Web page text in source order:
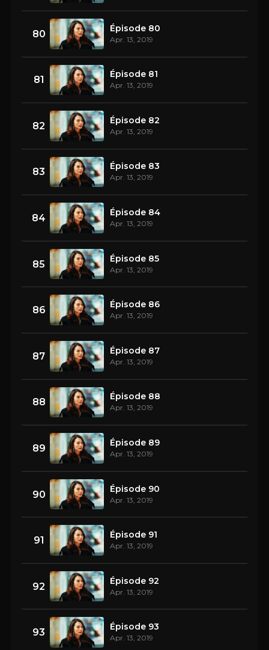
80 Épisode 80
Apr. 13, 2019
81 Épisode 81
Apr. 13, 2019
82 Épisode 82
Apr. 13, 2019
83 Épisode 83
Apr. 13, 2019
84 Épisode 84
Apr. 13, 2019
85 Épisode 85
Apr. 13, 2019
86 Épisode 86
Apr. 13, 2019
87 Épisode 87
Apr. 13, 2019
88 Épisode 88
Apr. 13, 2019
89 Épisode 89
Apr. 13, 2019
90 Épisode 90
Apr. 13, 2019
91 Épisode 91
Apr. 13, 2019
92 Épisode 92
Apr. 13, 2019
93 Épisode 93
Apr. 13, 2019